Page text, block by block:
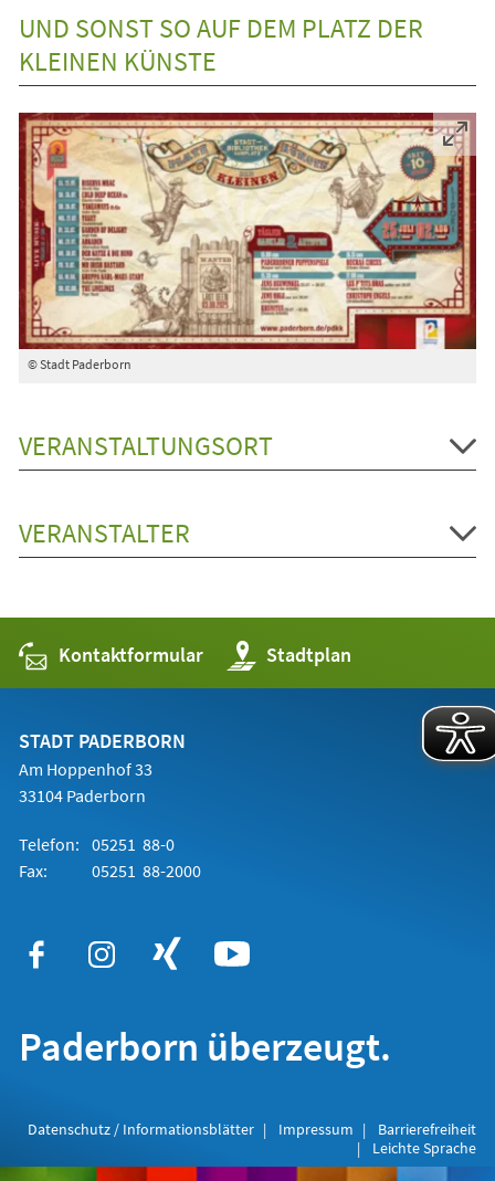
UND SONST SO AUF DEM PLATZ DER
KLEINEN KÜNSTE
© Stadt Paderborn
VERANSTALTUNGSORT
VERANSTALTER
Kontaktformular Stadtplan
(Öffnet
in
einem
STADT PADERBORN
Am Hoppenhof 33
33104 Paderborn
Telefon: 05251 88-0
Fax:
05251 88-2000
Paderborn überzeugt.
Datenschutz / Informationsblätter Impressum
Barrierefreiheit
Leichte Sprache